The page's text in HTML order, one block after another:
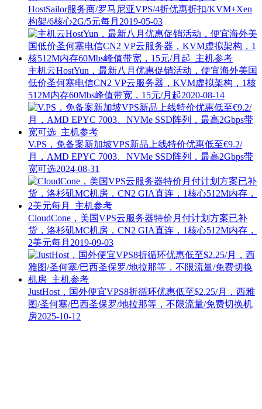
HostSailor服务商/罗马尼亚VPS/4折优惠折扣/KVM+Xen
构架/6核心2G/5元每月 2019-05-03
主机云HostYun，最新八月优惠促销活动，便宜海外美国
低价圣何塞电信CN2 VP云服务器，KVM虚拟架构，1核
512M内存60Mbs峰值带宽，15元/月起2020-08-14
V.PS，免备案新加坡VPS新品上线特价优惠低至€9.2/
月，AMD EPYC 7003、NVMe SSD阵列，最高2Gbps带
宽可选2024-08-31
CloudCone，美国VPS云服务器特价月付计划方案已补
货，洛杉矶MC机房，CN2 GIA直连，1核心512M内存，
2美元每月 2019-09-03
JustHost，国外便宜VPS8折循环优惠低至$2.25/月，西雅
图/圣何塞/巴西圣保罗/地拉那等，不限流量/免费切换机
房2025-10-12